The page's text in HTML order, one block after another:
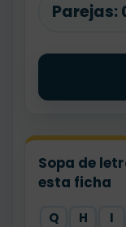
Parejas:
Sopa de
esta ficha
Q H I